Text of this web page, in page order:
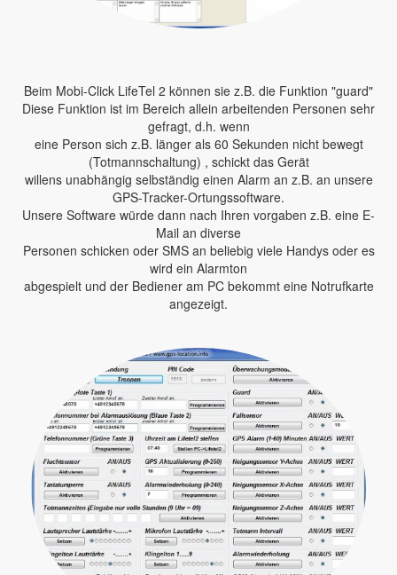
Beim Mobi-Click LifeTel 2 können sie z.B. die Funktion "guard"
Diese Funktion ist im Bereich allein arbeitenden Personen sehr
gefragt, d.h. wenn
eine Person sich z.B. länger als 60 Sekunden nicht bewegt
(Totmannschaltung) , schickt das Gerät
willens unabhängig selbständig einen Alarm an z.B. an unsere
GPS-Tracker-Ortungssoftware.
Unsere Software würde dann nach Ihren vorgaben z.B. eine E-
Mail an diverse
Personen schicken oder SMS an beliebig viele Handys oder es
wird ein Alarmton
abgespielt und der Bediener am PC bekommt eine Notrufkarte
angezeigt.